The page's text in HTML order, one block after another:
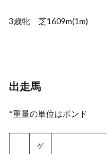
3歳牝 芝1609m(1m)
出走馬
*重量の単位はポンド
ゲ